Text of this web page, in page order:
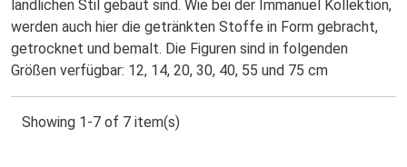
ländlichen Stil gebaut sind. Wie bei der Immanuel Kollektion,
werden auch hier die getränkten Stoffe in Form gebracht,
getrocknet und bemalt. Die Figuren sind in folgenden
Größen verfügbar: 12, 14, 20, 30, 40, 55 und 75 cm
Showing 1-7 of 7 item(s)